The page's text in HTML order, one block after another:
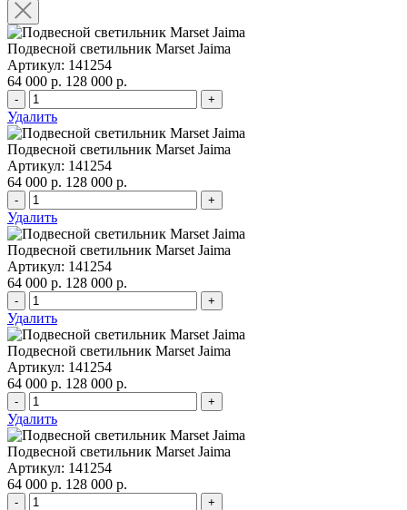
Подвесной светильник Marset Jaima
Артикул: 141254
64 000 р. 128 000 р.
- +
Удалить
Подвесной светильник Marset Jaima
Артикул: 141254
64 000 р. 128 000 р.
- +
Удалить
Подвесной светильник Marset Jaima
Артикул: 141254
64 000 р. 128 000 р.
- +
Удалить
Подвесной светильник Marset Jaima
Артикул: 141254
64 000 р. 128 000 р.
- +
Удалить
Подвесной светильник Marset Jaima
Артикул: 141254
64 000 р. 128 000 р.
- +